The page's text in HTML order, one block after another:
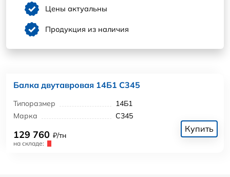
Цены актуальны
Продукция из наличия
Балка двутавровая 14Б1 С345
Типоразмер
14Б1
Марка
С345
129 760 ₽/тн
на складе:
Купить